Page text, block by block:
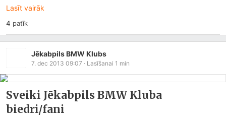
Lasīt vairāk
4 patīk
Jēkabpils BMW Klubs
7. dec 2013 09:07 · Lasīšanai 1 min
Sveiki Jēkabpils BMW Kluba
biedri/fani